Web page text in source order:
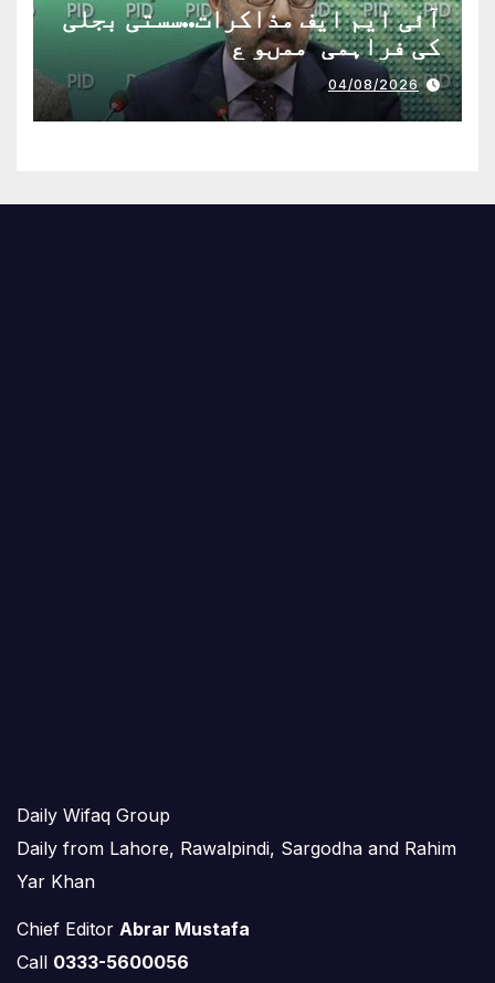
آئی ایم ایف مذاکرات..سستی بجلی
کی فراہمی ممںو ع
04/08/2026
Daily Wifaq Group
Daily from Lahore, Rawalpindi, Sargodha and Rahim
Yar Khan
Chief Editor Abrar Mustafa
Call 0333-5600056